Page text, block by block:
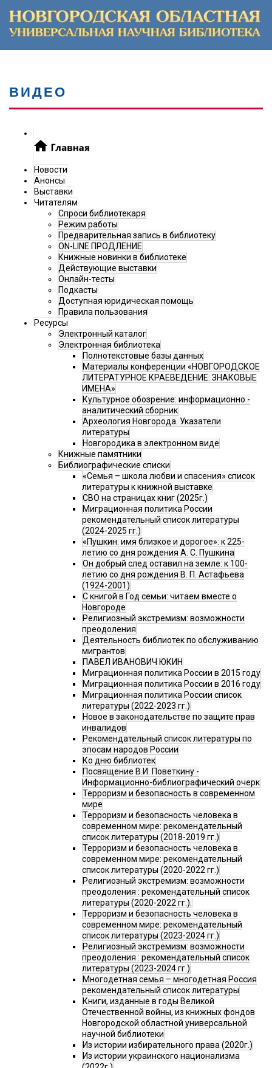
ВИДЕО
Новости
Анонсы
Выставки
Читателям
Спроси библиотекаря
Режим работы
Предварительная запись в библиотеку
ON-LINE ПРОДЛЕНИЕ
Книжные новинки в библиотеке
Действующие выставки
Онлайн-тесты
Подкасты
Доступная юридическая помощь
Правила пользования
Ресурсы
Электронный каталог
Электронная библиотека
Полнотекстовые базы данных
Материалы конференции «НОВГОРОДСКОЕ
ЛИТЕРАТУРНОЕ КРАЕВЕДЕНИЕ: ЗНАКОВЫЕ
ИМЕНА»
Культурное обозрение: информационно -
аналитический сборник
Археология Новгорода. Указатели
литературы
Новгородика в электронном виде
Книжные памятники
Библиографические списки
«Семья – школа любви и спасения» список
литературы к книжной выставке
СВО на страницах книг (2025г.)
Миграционная политика России
рекомендательный список литературы
(2024-2025 гг.)
«Пушкин: имя близкое и дорогое»: к 225-
летию со дня рождения А. С. Пушкина
Он добрый след оставил на земле: к 100-
летию со дня рождения В. П. Астафьева
(1924-2001)
С книгой в Год семьи: читаем вместе о
Новгороде
Религиозный экстремизм: возможности
преодоления
Деятельность библиотек по обслуживанию
мигрантов
ПАВЕЛ ИВАНОВИЧ ЮКИН
Миграционная политика России в 2015 году
Миграционная политика России в 2016 году
Миграционная политика России список
литературы (2022-2023 гг.)
Новое в законодательстве по защите прав
инвалидов
Рекомендательный список литературы по
эпосам народов России
Ко дню библиотек
Посвящение В.И. Поветкину -
Информационно-библиографический очерк
Терроризм и безопасность в современном
мире
Терроризм и безопасность человека в
современном мире: рекомендательный
список литературы (2018-2019 гг.)
Терроризм и безопасность человека в
современном мире: рекомендательный
список литературы (2020-2022 гг.)
Религиозный экстремизм: возможности
преодоления : рекомендательный список
литературы (2020-2022 гг.).
Терроризм и безопасность человека в
современном мире: рекомендательный
список литературы (2023-2024 гг.)
Религиозный экстремизм: возможности
преодоления : рекомендательный список
литературы (2023-2024 гг.)
Многодетная семья – многодетная Россия
рекомендательный список литературы
Книги, изданные в годы Великой
Отечественной войны, из книжных фондов
Новгородской областной универсальной
научной библиотеки
Из истории избирательного права (2020г.)
Из истории украинского национализма